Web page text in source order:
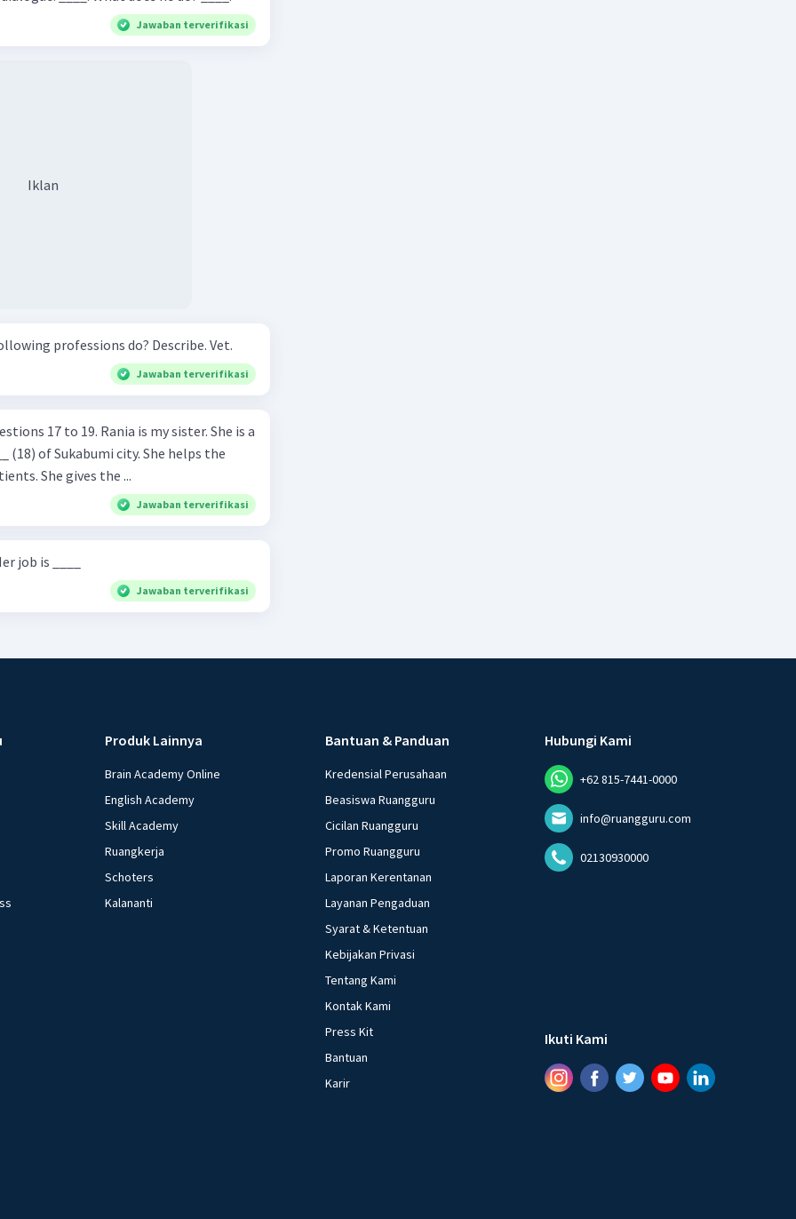
Jawaban terverifikasi
Iklan
What do the people In the following professions do? Describe. Vet.
Jawaban terverifikasi
is my sister. She is a
(18) of Sukabumi city. She helps the
She gives the ...
Jawaban terverifikasi
job is ____
Jawaban terverifikasi
Produk Lainnya
Brain Academy Online
English Academy
Skill Academy
Ruangkerja
Schoters
Kalananti
Bantuan & Panduan
Kredensial Perusahaan
Beasiswa Ruangguru
Cicilan Ruangguru
Promo Ruangguru
Laporan Kerentanan
Layanan Pengaduan
Syarat & Ketentuan
Kebijakan Privasi
Tentang Kami
Kontak Kami
Press Kit
Bantuan
Karir
Hubungi Kami
+62 815-7441-0000
info@ruangguru.com
02130930000
Ikuti Kami